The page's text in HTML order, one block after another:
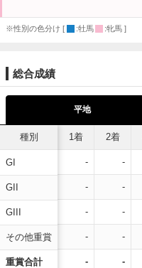
※性別の色分け [ :牡馬 :牝馬 ]
総合成績
平地
種別
GI
GII
GIII
その他重賞
重賞合計
1着 2着
- -
- -
- -
- -
- -